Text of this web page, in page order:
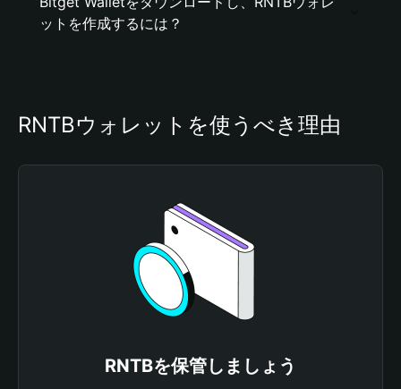
ットを作成するには？
RNTBウォレットを使うべき理由
RNTBを保管しましょう